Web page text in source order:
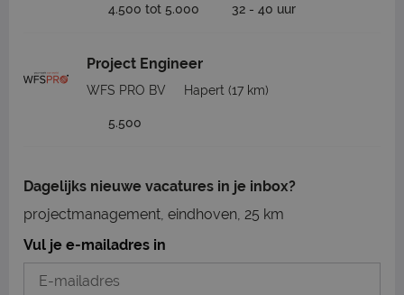
4.500 tot 5.000 32 - 40 uur
Project Engineer
WFS PRO BV Hapert (17 km)
5.500
Dagelijks nieuwe vacatures in je inbox?
projectmanagement, eindhoven, 25 km
Vul je e-mailadres in